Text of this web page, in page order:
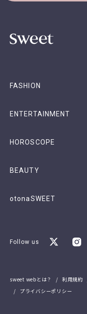
FASHION
ENTERTAINMENT
HOROSCOPE
BEAUTY
otonaSWEET
Follow us
sweet webとは？ 利用規約
プライバシーポリシー